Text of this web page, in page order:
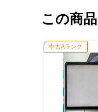
この商
中古Aランク